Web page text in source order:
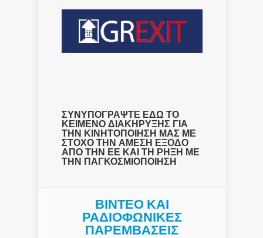
ΣΥΝΥΠΟΓΡΑΨΤΕ ΕΔΩ ΤΟ
ΚΕΙΜΕΝΟ ΔΙΑΚΗΡΥΞΗΣ ΓΙΑ
ΤΗΝ ΚΙΝΗΤΟΠΟΙΗΣΗ ΜΑΣ ΜΕ
ΣΤΟΧΟ ΤΗΝ ΑΜΕΣΗ ΕΞΟΔΟ
ΑΠΟ ΤΗΝ ΕΕ ΚΑΙ ΤΗ ΡΗΞΗ ΜΕ
ΤΗΝ ΠΑΓΚΟΣΜΙΟΠΟΙΗΣΗ
ΒΙΝΤΕΟ ΚΑΙ
ΡΑΔΙΟΦΩΝΙΚΕΣ
ΠΑΡΕΜΒΑΣΕΙΣ